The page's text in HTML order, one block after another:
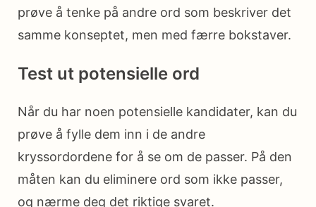
prøve å tenke på andre ord som beskriver det
samme konseptet, men med færre bokstaver.
Test ut potensielle ord
Når du har noen potensielle kandidater, kan du
prøve å fylle dem inn i de andre
kryssordordene for å se om de passer. På den
måten kan du eliminere ord som ikke passer,
og nærme deg det riktige svaret.